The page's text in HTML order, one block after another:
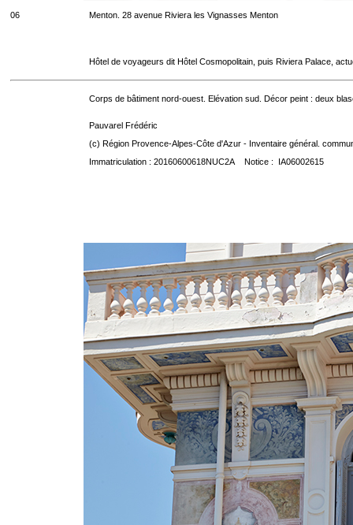
06 Menton. 28 avenue Riviera les Vignasses Menton
Hôtel de voyageurs dit Hôtel Cosmopolitain, puis Riviera Palace,
Corps de bâtiment nord-ouest. Elévation sud. Décor peint : deux
Pauvarel Frédéric
(c) Région Provence-Alpes-Côte d'Azur - Inventaire général.
Immatriculation : 20160600618NUC2A Notice : IA06002615